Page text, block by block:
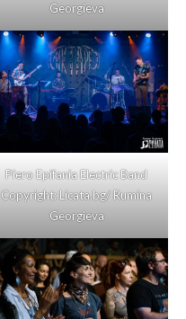
Georgieva
Piero Epifania Electric Band
Copyright: Licata.bg/ Rumina
Georgieva